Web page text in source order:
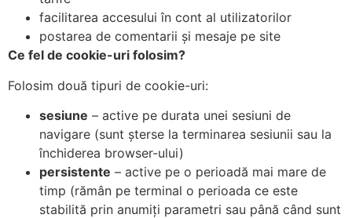
facilitarea accesului în cont al utilizatorilor
postarea de comentarii și mesaje pe site
Ce fel de cookie-uri folosim?
Folosim două tipuri de cookie-uri:
sesiune – active pe durata unei sesiuni de
navigare (sunt șterse la terminarea sesiunii sau la
închiderea browser-ului)
persistente – active pe o perioadă mai mare de
timp (rămân pe terminal o perioada ce este
stabilită prin anumiți parametri sau până când sunt